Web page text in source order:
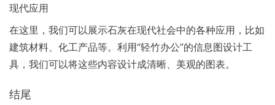
现代应用
在这里，我们可以展示石灰在现代社会中的各种应用，比如
建筑材料、化工产品等。利用“轻竹办公”的信息图设计工
具，我们可以将这些内容设计成清晰、美观的图表。
结尾